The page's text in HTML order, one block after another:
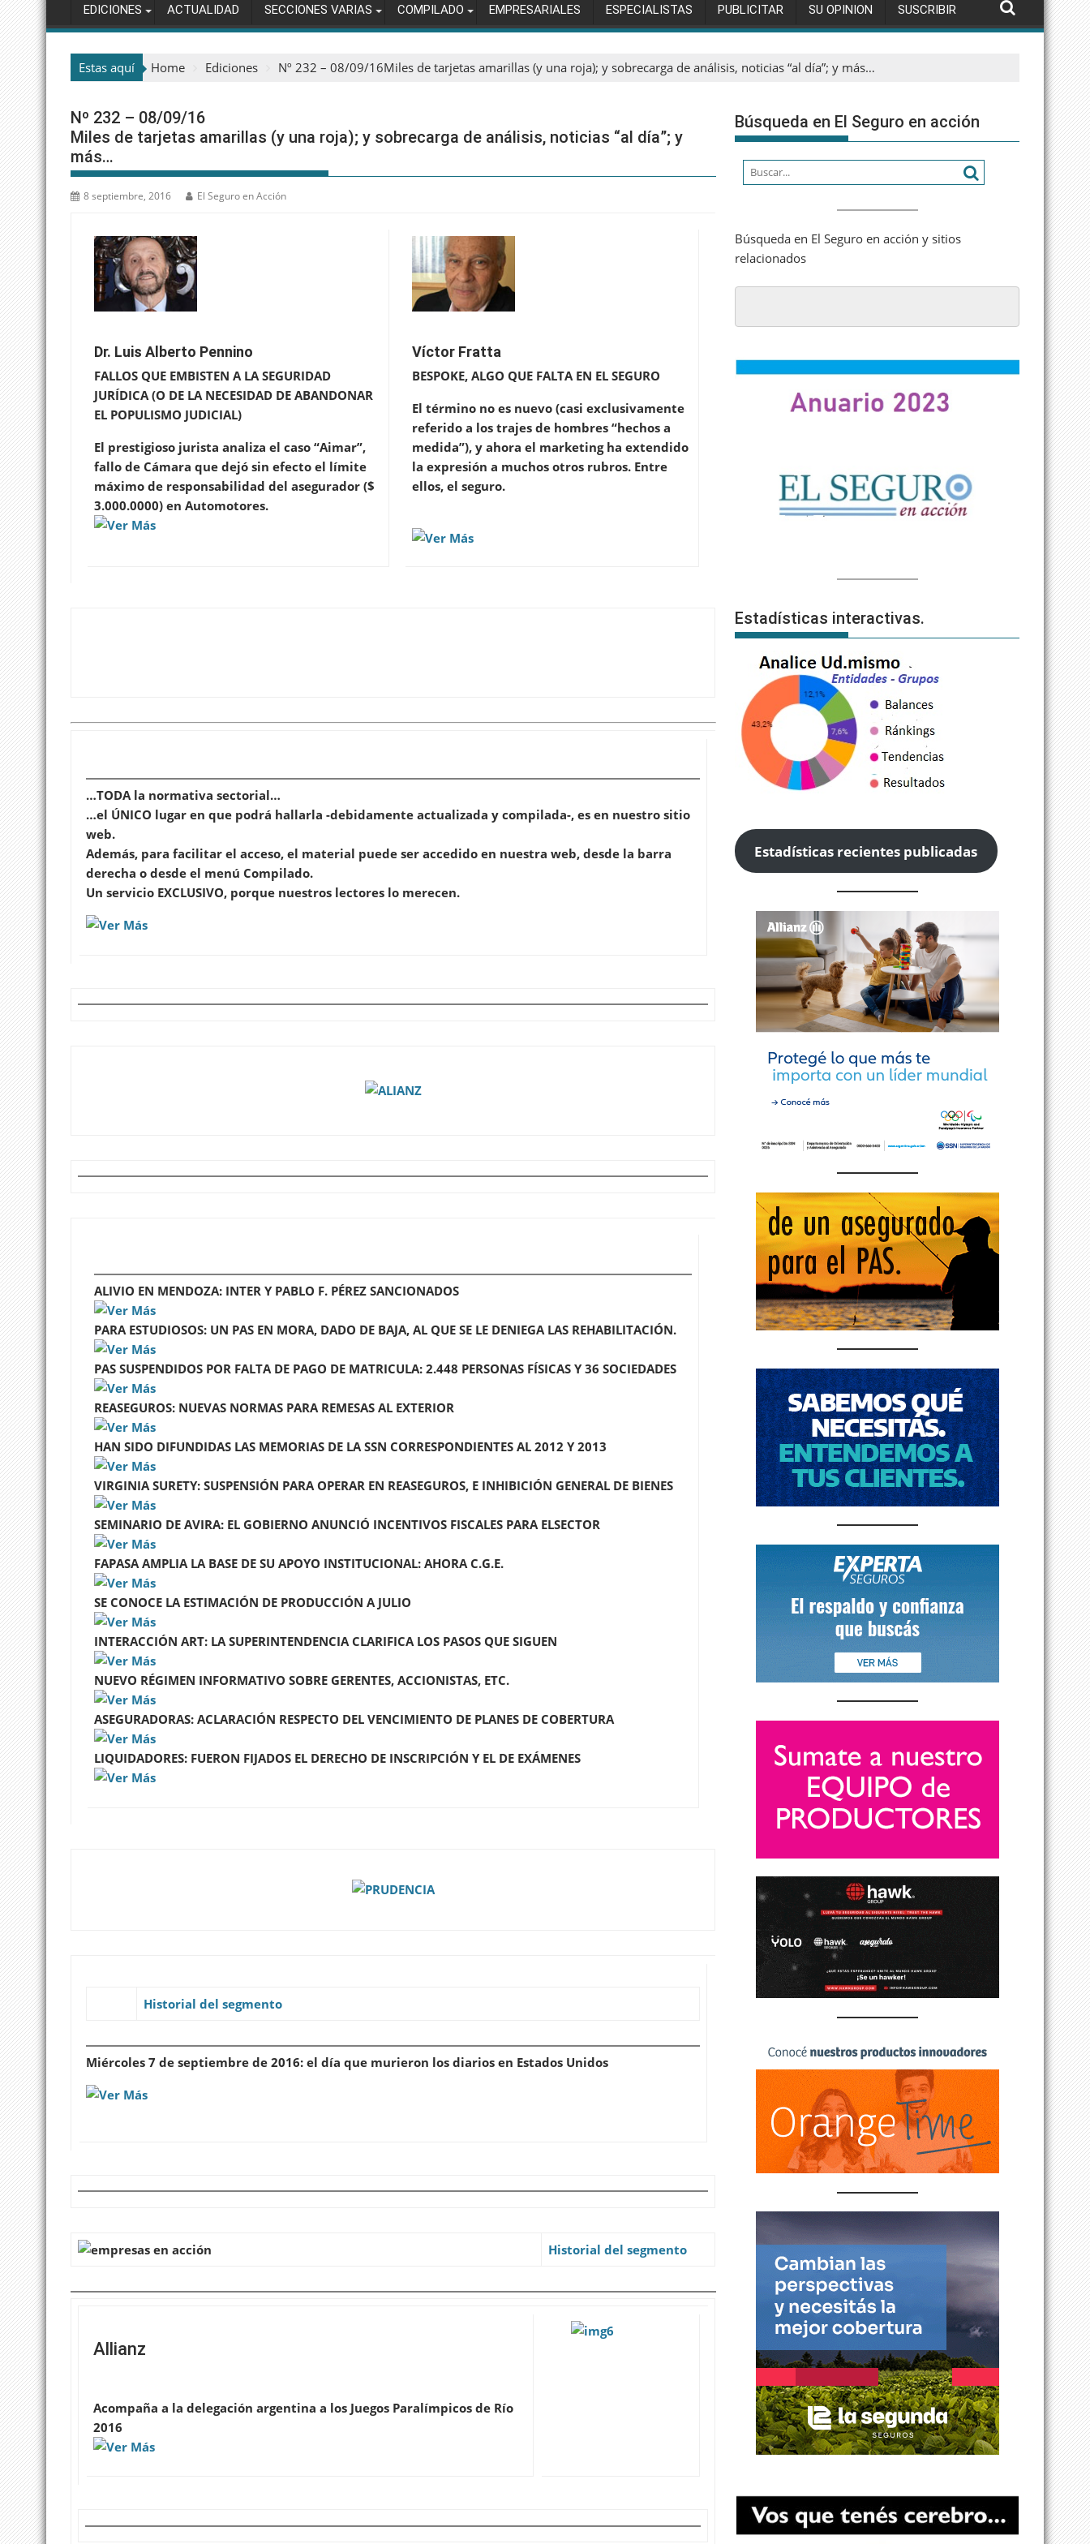
EDICIONES ACTUALIDAD SECCIONES VARIAS COMPILADO EMPRESARIALES ESPECIALISTAS PUBLICITAR SU OPINION SUSCRIBIR
Estas aquí Home Ediciones Nº 232 – 08/09/16Miles de tarjetas amarillas (y una roja); y sobrecarga de análisis, noticias “al día”; y más…
Nº 232 – 08/09/16
Miles de tarjetas amarillas (y una roja); y sobrecarga de análisis, noticias “al día”; y
más…
8 septiembre, 2016 El Seguro en Acción
Dr. Luis Alberto Pennino
FALLOS QUE EMBISTEN A LA SEGURIDAD
JURÍDICA (O DE LA NECESIDAD DE ABANDONAR
EL POPULISMO JUDICIAL)
El prestigioso jurista analiza el caso “Aimar”,
fallo de Cámara que dejó sin efecto el límite
máximo de responsabilidad del asegurador ($
3.000.0000) en Automotores.
Víctor Fratta
BESPOKE, ALGO QUE FALTA EN EL SEGURO
El término no es nuevo (casi exclusivamente
referido a los trajes de hombres “hechos a
medida”), y ahora el marketing ha extendido
la expresión a muchos otros rubros. Entre
ellos, el seguro.
…TODA la normativa sectorial…
…el ÚNICO lugar en que podrá hallarla -debidamente actualizada y compilada-, es en nuestro sitio
web.
Además, para facilitar el acceso, el material puede ser accedido en nuestra web, desde la barra
derecha o desde el menú Compilado.
Un servicio EXCLUSIVO, porque nuestros lectores lo merecen.
ALIVIO EN MENDOZA: INTER Y PABLO F. PÉREZ SANCIONADOS
PARA ESTUDIOSOS: UN PAS EN MORA, DADO DE BAJA, AL QUE SE LE DENIEGA LAS REHABILITACIÓN.
PAS SUSPENDIDOS POR FALTA DE PAGO DE MATRICULA: 2.448 PERSONAS FÍSICAS Y 36 SOCIEDADES
REASEGUROS: NUEVAS NORMAS PARA REMESAS AL EXTERIOR
HAN SIDO DIFUNDIDAS LAS MEMORIAS DE LA SSN CORRESPONDIENTES AL 2012 Y 2013
VIRGINIA SURETY: SUSPENSIÓN PARA OPERAR EN REASEGUROS, E INHIBICIÓN GENERAL DE BIENES
SEMINARIO DE AVIRA: EL GOBIERNO ANUNCIÓ INCENTIVOS FISCALES PARA ELSECTOR
FAPASA AMPLIA LA BASE DE SU APOYO INSTITUCIONAL: AHORA C.G.E.
SE CONOCE LA ESTIMACIÓN DE PRODUCCIÓN A JULIO
INTERACCIÓN ART: LA SUPERINTENDENCIA CLARIFICA LOS PASOS QUE SIGUEN
NUEVO RÉGIMEN INFORMATIVO SOBRE GERENTES, ACCIONISTAS, ETC.
ASEGURADORAS: ACLARACIÓN RESPECTO DEL VENCIMIENTO DE PLANES DE COBERTURA
LIQUIDADORES: FUERON FIJADOS EL DERECHO DE INSCRIPCIÓN Y EL DE EXÁMENES
Historial del segmento
Miércoles 7 de septiembre de 2016: el día que murieron los diarios en Estados Unidos
Historial del segmento
Allianz
Acompaña a la delegación argentina a los Juegos Paralímpicos de Río
2016
Búsqueda en El Seguro en acción
Búsqueda en El Seguro en acción y sitios
relacionados
Estadísticas interactivas.
Estadísticas recientes publicadas